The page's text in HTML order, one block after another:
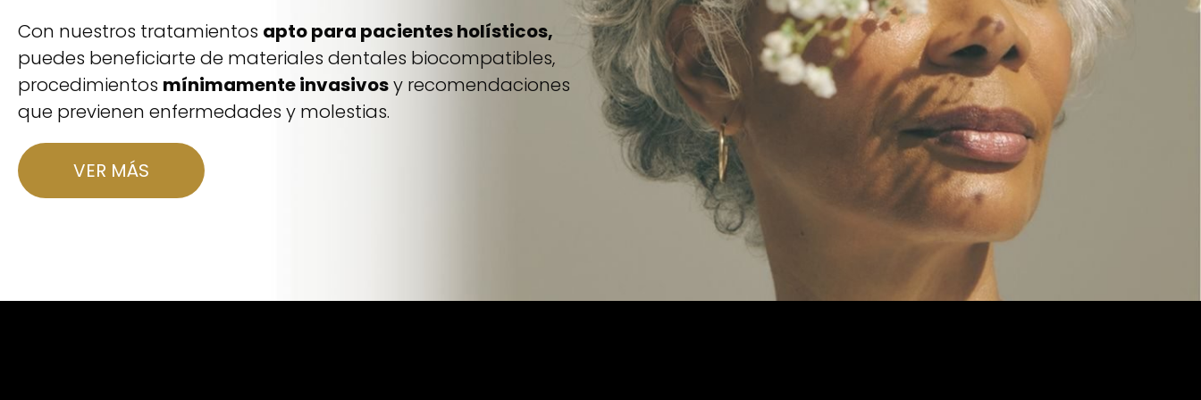
Con nuestros tratamientos apto para pacientes holísticos,
puedes beneficiarte de materiales dentales biocompatibles,
procedimientos mínimamente invasivosy recomendaciones
que previenen enfermedades y molestias.
VER MÁS